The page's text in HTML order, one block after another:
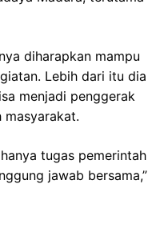
diharapkan mampu
Lebih dari itu dia
menjadi penggerak
masyarakat.
tugas pemerintah
jawab bersama,”